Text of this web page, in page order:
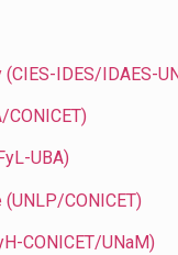
IDES/IDAES-
CONICET)
UBA)
CONICET)
CONICET/UNaM)